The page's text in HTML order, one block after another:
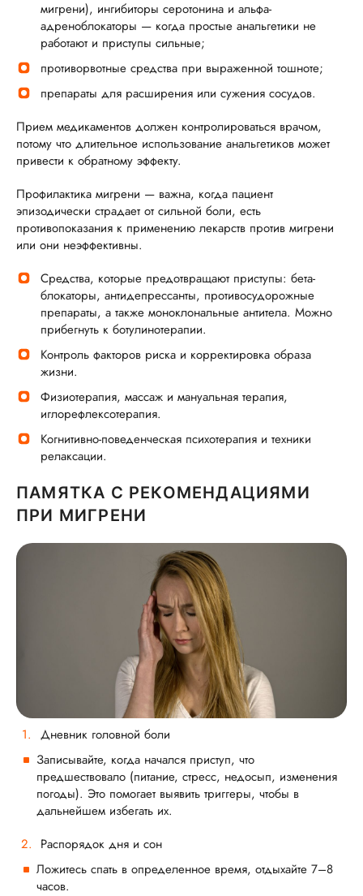
мигрени), ингибиторы серотонина и альфа-
адреноблокаторы — когда простые анальгетики не
работают и приступы сильные;
противорвотные средства при выраженной тошноте;
препараты для расширения или сужения сосудов.
Прием медикаментов должен контролироваться врачом,
потому что длительное использование анальгетиков может
привести к обратному эффекту.
Профилактика мигрени — важна, когда пациент
эпизодически страдает от сильной боли, есть
противопоказания к применению лекарств против мигрени
или они неэффективны.
Средства, которые предотвращают приступы: бета-
блокаторы, антидепрессанты, противосудорожные
препараты, а также моноклональные антитела. Можно
прибегнуть к ботулинотерапии.
Контроль факторов риска и корректировка образа
жизни.
Физиотерапия, массаж и мануальная терапия,
иглорефлексотерапия.
Когнитивно-поведенческая психотерапия и техники
релаксации.
ПАМЯТКА С РЕКОМЕНДАЦИЯМИ
ПРИ МИГРЕНИ
Дневник головной боли
Записывайте, когда начался приступ, что
предшествовало (питание, стресс, недосып, изменения
погоды). Это помогает выявить триггеры, чтобы в
дальнейшем избегать их.
Распорядок дня и сон
Ложитесь спать в определенное время, отдыхайте 7–8
часов.